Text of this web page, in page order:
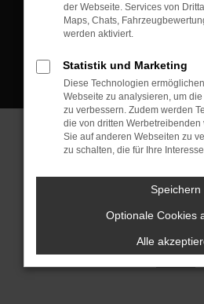
Tel.: +49 3745
Fax: +49 3745
Mail: fj@jakob-
Cookie
© 2026 Jakob Trading GmbH |
Neustadt/Vogtland | fj@jakob-
der Webseite. Services von
Maps, Chats,
werden aktiviert.
Statistik und Marketing
Diese Technologien
Webseite zu analysieren, um
zu verbessern. Zudem werden
die von dritten
Sie auf anderen Webseiten zu
zu schalten, die für Ihre
Speichern
Optionale Cookies
Alle